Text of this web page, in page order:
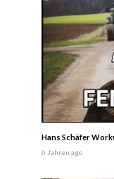
Hans Schäfer
6 Jahren ago